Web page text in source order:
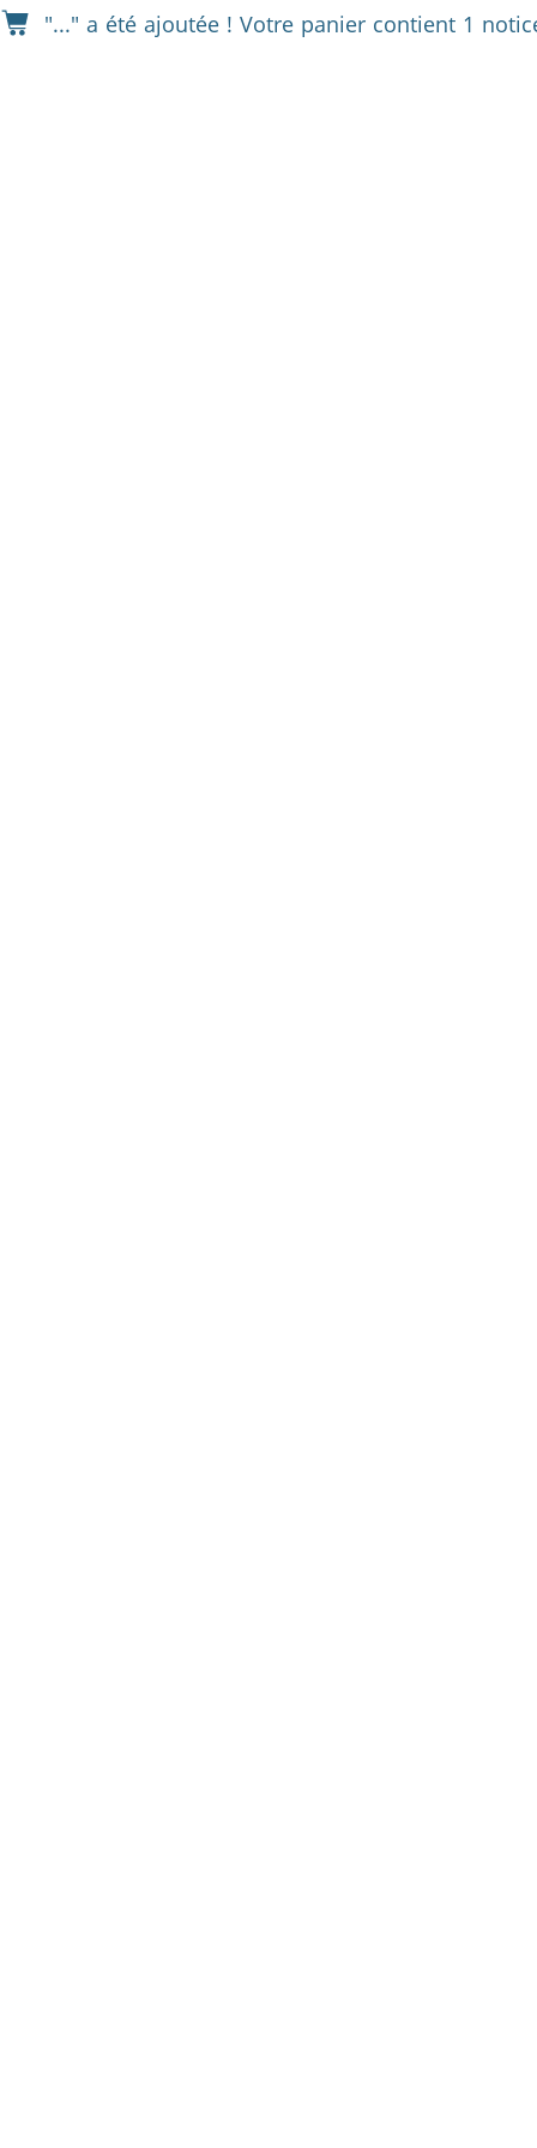
"..." a été ajoutée ! Votre panier contient 1